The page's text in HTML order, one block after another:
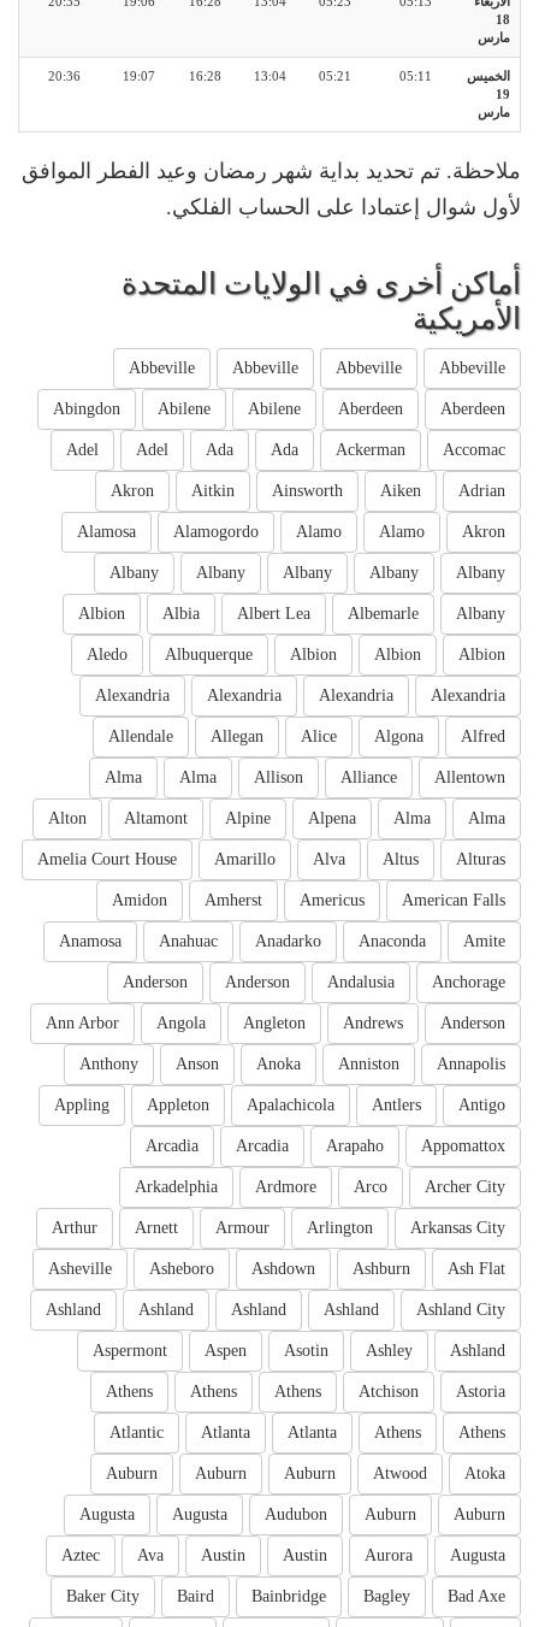
18
مارس
الخميس
19
مارس
05:11
05:21
13:04
16:28
19:07
20:36
ملاحظة. تم تحديد بداية شهر رمضان وعيد الفطر الموافق
لأول شوال إعتمادا على الحساب الفلكي.
أماكن أخرى في الولايات المتحدة
الأمريكية
Abbeville
Abbeville
Abbeville
Abbeville
Aberdeen
Aberdeen
Abilene
Abilene
Abingdon
Accomac
Ackerman
Ada
Ada
Adel
Adel
Adrian
Aiken
Ainsworth
Aitkin
Akron
Akron
Alamo
Alamo
Alamogordo
Alamosa
Albany
Albany
Albany
Albany
Albany
Albany
Albemarle
Albert Lea
Albia
Albion
Albion
Albion
Albion
Albuquerque
Aledo
Alexandria
Alexandria
Alexandria
Alexandria
Alfred
Algona
Alice
Allegan
Allendale
Allentown
Alliance
Allison
Alma
Alma
Alma
Alma
Alpena
Alpine
Altamont
Alton
Alturas
Altus
Alva
Amarillo
Amelia Court House
American Falls
Americus
Amherst
Amidon
Amite
Anaconda
Anadarko
Anahuac
Anamosa
Anchorage
Andalusia
Anderson
Anderson
Anderson
Andrews
Angleton
Angola
Ann Arbor
Annapolis
Anniston
Anoka
Anson
Anthony
Antigo
Antlers
Apalachicola
Appleton
Appling
Appomattox
Arapaho
Arcadia
Arcadia
Archer City
Arco
Ardmore
Arkadelphia
Arkansas City
Arlington
Armour
Arnett
Arthur
Ash Flat
Ashburn
Ashdown
Asheboro
Asheville
Ashland City
Ashland
Ashland
Ashland
Ashland
Ashland
Ashley
Asotin
Aspen
Aspermont
Astoria
Atchison
Athens
Athens
Athens
Athens
Athens
Atlanta
Atlanta
Atlantic
Atoka
Atwood
Auburn
Auburn
Auburn
Auburn
Auburn
Audubon
Augusta
Augusta
Augusta
Aurora
Austin
Austin
Ava
Aztec
Bad Axe
Bagley
Bainbridge
Baird
Baker City